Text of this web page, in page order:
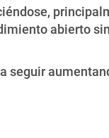
abierto
seguir